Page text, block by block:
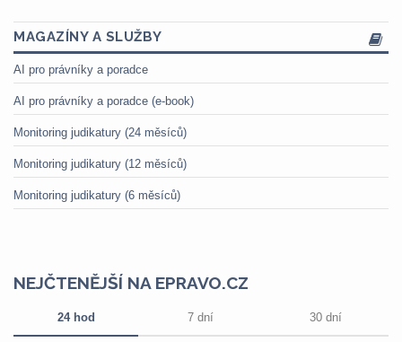
MAGAZÍNY A SLUŽBY
AI pro právníky a poradce
AI pro právníky a poradce (e-book)
Monitoring judikatury (24 měsíců)
Monitoring judikatury (12 měsíců)
Monitoring judikatury (6 měsíců)
NEJČTENĚJŠÍ NA EPRAVO.CZ
24 hod 7 dní 30 dní